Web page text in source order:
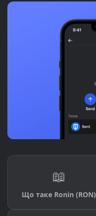
📖
Що таке Ronin (RON)